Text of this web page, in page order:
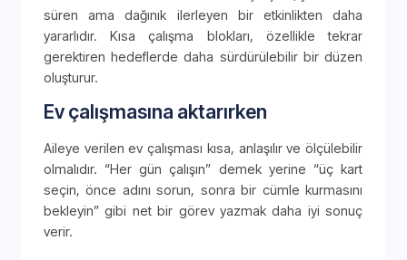
süren ama dağınık ilerleyen bir etkinlikten daha
yararlıdır. Kısa çalışma blokları, özellikle tekrar
gerektiren hedeflerde daha sürdürülebilir bir düzen
oluşturur.
Ev çalışmasına aktarırken
Aileye verilen ev çalışması kısa, anlaşılır ve ölçülebilir
olmalıdır. “Her gün çalışın” demek yerine “üç kart
seçin, önce adını sorun, sonra bir cümle kurmasını
bekleyin” gibi net bir görev yazmak daha iyi sonuç
verir.